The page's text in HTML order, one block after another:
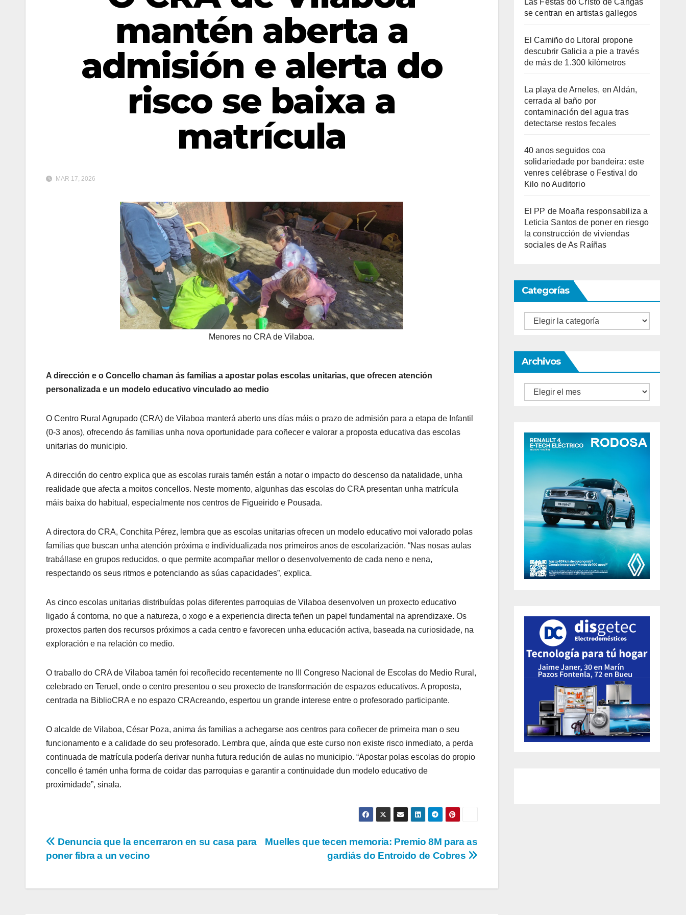
mantén aberta a
admisión e alerta do
risco se baixa a
matrícula
MAR 17, 2026
Menores no CRA de Vilaboa.
A dirección e o Concello chaman ás familias a apostar polas escolas unitarias, que ofrecen atención
personalizada e un modelo educativo vinculado ao medio
O Centro Rural Agrupado (CRA) de Vilaboa manterá aberto uns días máis o prazo de admisión para a etapa de Infantil
(0-3 anos), ofrecendo ás familias unha nova oportunidade para coñecer e valorar a proposta educativa das escolas
unitarias do municipio.
A dirección do centro explica que as escolas rurais tamén están a notar o impacto do descenso da natalidade, unha
realidade que afecta a moitos concellos. Neste momento, algunhas das escolas do CRA presentan unha matrícula
máis baixa do habitual, especialmente nos centros de Figueirido e Pousada.
A directora do CRA, Conchita Pérez, lembra que as escolas unitarias ofrecen un modelo educativo moi valorado polas
familias que buscan unha atención próxima e individualizada nos primeiros anos de escolarización. “Nas nosas aulas
trabállase en grupos reducidos, o que permite acompañar mellor o desenvolvemento de cada neno e nena,
respectando os seus ritmos e potenciando as súas capacidades”, explica.
As cinco escolas unitarias distribuídas polas diferentes parroquias de Vilaboa desenvolven un proxecto educativo
ligado á contorna, no que a natureza, o xogo e a experiencia directa teñen un papel fundamental na aprendizaxe. Os
proxectos parten dos recursos próximos a cada centro e favorecen unha educación activa, baseada na curiosidade, na
exploración e na relación co medio.
O traballo do CRA de Vilaboa tamén foi recoñecido recentemente no III Congreso Nacional de Escolas do Medio Rural,
celebrado en Teruel, onde o centro presentou o seu proxecto de transformación de espazos educativos. A proposta,
centrada na BiblioCRA e no espazo CRAcreando, espertou un grande interese entre o profesorado participante.
O alcalde de Vilaboa, César Poza, anima ás familias a achegarse aos centros para coñecer de primeira man o seu
funcionamento e a calidade do seu profesorado. Lembra que, aínda que este curso non existe risco inmediato, a perda
continuada de matrícula podería derivar nunha futura redución de aulas no municipio. “Apostar polas escolas do propio
concello é tamén unha forma de coidar das parroquias e garantir a continuidade dun modelo educativo de
proximidade”, sinala.
Navegación
de
entradas
Muelles que tecen memoria: Premio 8M para as
gardiás do Entroido de Cobres
Denuncia que la encerraron en su casa para
poner fibra a un vecino
se centran en artistas gallegos
El Camiño do Litoral propone
descubrir Galicia a pie a través
de más de 1.300 kilómetros
La playa de Arneles, en Aldán,
cerrada al baño por
contaminación del agua tras
detectarse restos fecales
40 anos seguidos coa
solidariedade por bandeira: este
venres celébrase o Festival do
Kilo no Auditorio
El PP de Moaña responsabiliza a
Leticia Santos de poner en riesgo
la construcción de viviendas
sociales de As Raíñas
Categorías
Categorías
Archivos
Archivos